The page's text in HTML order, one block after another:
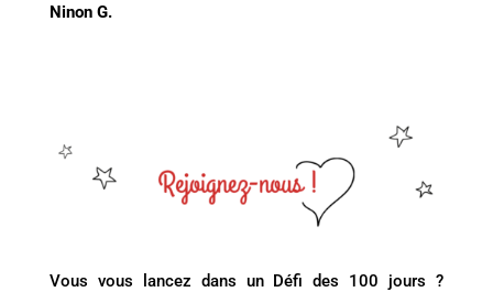
Ninon G.
Vous vous lancez dans un Défi des 100 jours ?